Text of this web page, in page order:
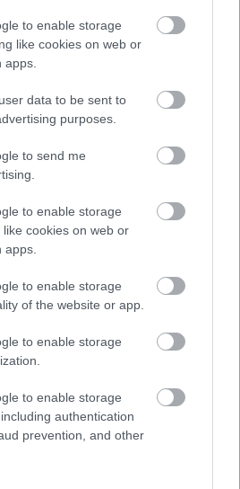
to enable storage
like cookies on web or
data to be sent to
purposes.
to send me
to enable storage
cookies on web or
to enable storage
of the website or app.
to enable storage
to enable storage
authentication
prevention, and other
ellen. További problémája,
nincs koncepciója a Szabad
A politikus hozzáfűzte,
elképzelést addig,
nincs átfogó ötlet.
elmondta: akkor is
szavazott volna, ha a
be a Fideszbe. Nem tudja
kevés pénzből, amennyit a
jobbat tudna csinálni. Ha meg
akkor miért nem
a színház támogatását.
volt a legjobb. Körmendy
frissíteni kell a Szabad Tér
bizottság elnökével, azt kell,
kellene az ő posztján is,
éve vezeti a grémiumot.
próbáltuk telefonon
döntéséről, de csak
akart válaszolni. Írott